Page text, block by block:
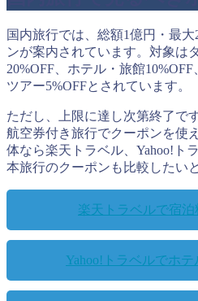
国内旅行では、総額1億円・最
ンが案内されています。対象は
20%OFF、ホテル・旅館
ツアー5%OFFとされています。
ただし、上限に達し次第終了で
航空券付き旅行でクーポンを使
体なら楽天トラベル、Yahoo!ト
本旅行のクーポンも比較したい
楽天トラベルで宿
Yahoo!トラベルでホ